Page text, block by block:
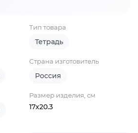
Тип товара
Тетрадь
Страна изготовитель
Россия
Размер изделия, см
17х20.3